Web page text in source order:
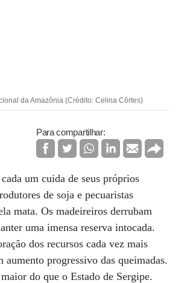
da Amazônia (Crédito: Celina Côrtes)
Para compartilhar:
um cuida de seus próprios
de soja e pecuaristas
mata. Os madeireiros derrubam
uma imensa reserva intocada.
dos recursos cada vez mais
progressivo das queimadas.
do que o Estado de Sergipe.